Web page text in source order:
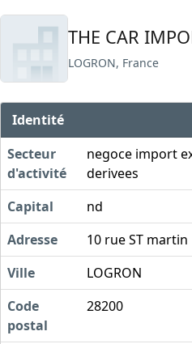
THE CAR
LOGRON, France
Identité
Secteur
d'activité
negoce import
derivees
Capital
nd
Adresse
10 rue ST martin
Ville
LOGRON
Code
postal
28200